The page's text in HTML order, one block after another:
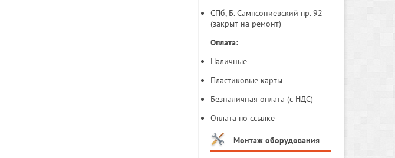
СПб, Б. Сампсониевский пр. 92
(закрыт на ремонт)
Оплата:
Наличные
Пластиковые карты
Безналичная оплата (с НДС)
Оплата по ссылке
Монтаж оборудования